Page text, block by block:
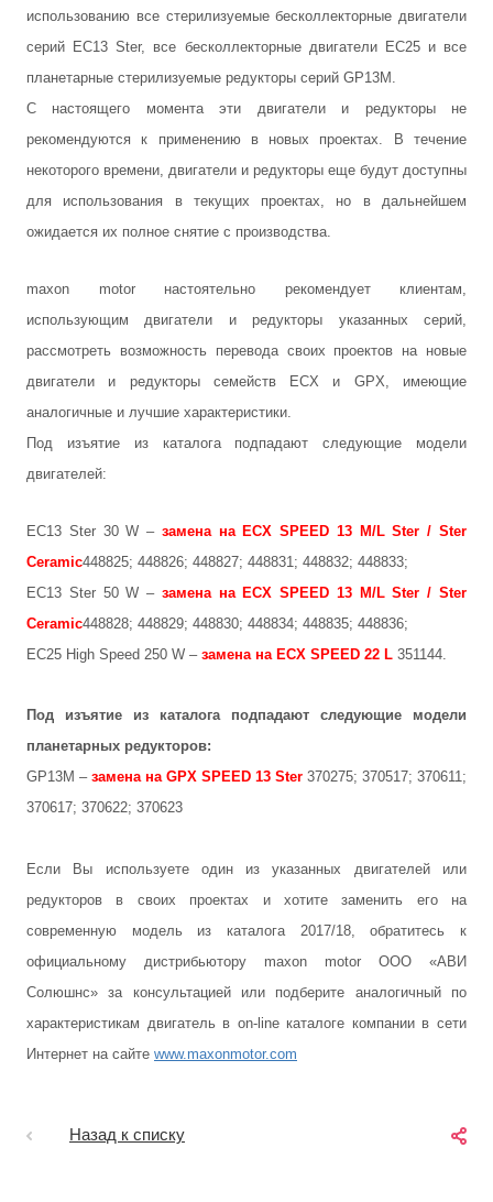
использованию все стерилизуемые бесколлекторные двигатели
серий EC13 Ster, все бесколлекторные двигатели EC25 и все
планетарные стерилизуемые редукторы серий GP13M.
С настоящего момента эти двигатели и редукторы не
рекомендуются к применению в новых проектах. В течение
некоторого времени, двигатели и редукторы еще будут доступны
для использования в текущих проектах, но в дальнейшем
ожидается их полное снятие с производства.
maxon motor настоятельно рекомендует клиентам,
использующим двигатели и редукторы указанных серий,
рассмотреть возможность перевода своих проектов на новые
двигатели и редукторы семейств ECX и GPX, имеющие
аналогичные и лучшие характеристики.
Под изъятие из каталога подпадают следующие модели
двигателей:
EC13 Ster 30 W – замена на ECX SPEED 13 M/L Ster / Ster
Ceramic448825; 448826; 448827; 448831; 448832; 448833;
EC13 Ster 50 W – замена на ECX SPEED 13 M/L Ster / Ster
Ceramic448828; 448829; 448830; 448834; 448835; 448836;
EC25 High Speed 250 W – замена на ECX SPEED 22 L 351144.
Под изъятие из каталога подпадают следующие модели
планетарных редукторов:
GP13M – замена на GPX SPEED 13 Ster 370275; 370517; 370611;
370617; 370622; 370623
Если Вы используете один из указанных двигателей или
редукторов в своих проектах и хотите заменить его на
современную модель из каталога 2017/18, обратитесь к
официальному дистрибьютору maxon motor ООО «АВИ
Солюшнс» за консультацией или подберите аналогичный по
характеристикам двигатель в on-line каталоге компании в сети
Интернет на сайте www.maxonmotor.com
Назад к списку